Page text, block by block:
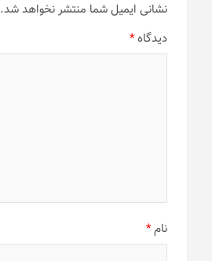
نشانی ایمیل شما منتشر نخواهد شد.
دیدگاه*
نام*